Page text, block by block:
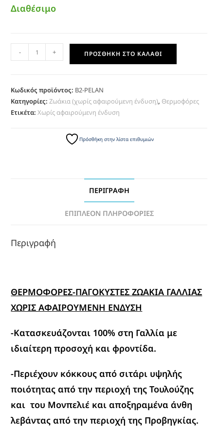
Διαθέσιμο
- + ΠΡΟΣΘΉΚΗ ΣΤΟ ΚΑΛΆΘΙ
Κωδικός προϊόντος: B2-PELAN
Κατηγορίες:Ζωάκια (χωρίς αφαιρούμενη ένδυση), Θερμοφόρες
Ετικέτα:Χωρίς αφαιρούμενη ένδυση
Πρόσθήκη στην λίστα επιθυμιών
ΠΕΡΙΓΡΑΦΉ
ΕΠΙΠΛΈΟΝ ΠΛΗΡΟΦΟΡΊΕΣ
Περιγραφή
ΘΕΡΜΟΦΟΡΕΣ-ΠΑΓΟΚΥΣΤΕΣ ΖΩΑΚΙΑ ΓΑΛΛΙΑΣ
ΧΩΡΙΣ ΑΦΑΙΡΟΥΜΕΝΗ ΕΝΔΥΣΗ
-Κατασκευάζονται 100% στη Γαλλία με
ιδιαίτερη προσοχή και φροντίδα.
-Περιέχουν κόκκους από σιτάρι υψηλής
ποιότητας από την περιοχή της Τουλούζης
και του Μονπελιέ και αποξηραμένα άνθη
λεβάντας από την περιοχή της Προβηγκίας.